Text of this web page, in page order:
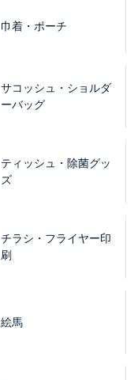
巾着・ポーチ
サコッシュ・ショルダ
ーバッグ
ティッシュ・除菌グッ
ズ
チラシ・フライヤー印
刷
絵馬